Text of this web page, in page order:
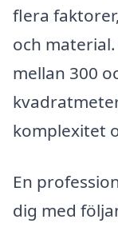
flera
och
mellan 300
komplexitet
En
dig med